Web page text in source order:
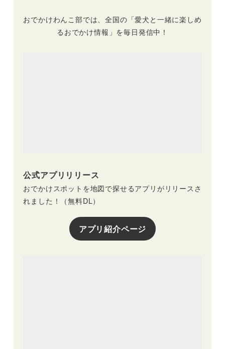
おでかけわんこ部では、全国の「愛犬と一緒に楽しめ
るおでかけ情報」を毎日発信中！
公式アプリリリース
おでかけスポットを地図で探せるアプリがリリースさ
れました！（無料DL）
アプリ紹介ページ